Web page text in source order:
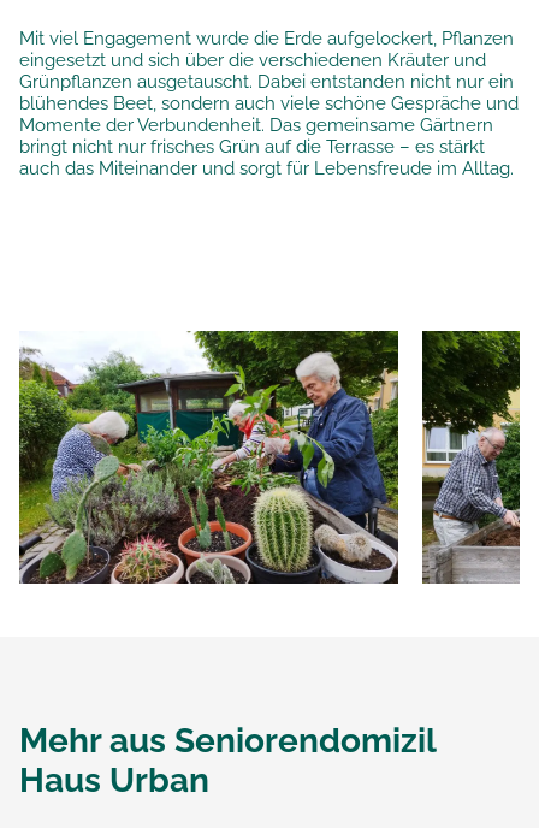
Mit viel Engagement wurde die Erde aufgelockert, Pflanzen
eingesetzt und sich über die verschiedenen Kräuter und
Grünpflanzen ausgetauscht. Dabei entstanden nicht nur ein
blühendes Beet, sondern auch viele schöne Gespräche und
Momente der Verbundenheit. Das gemeinsame Gärtnern
bringt nicht nur frisches Grün auf die Terrasse – es stärkt
auch das Miteinander und sorgt für Lebensfreude im Alltag.
Mehr aus Seniorendomizil
Haus Urban